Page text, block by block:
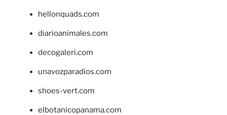
hellonquads.com
diarioanimales.com
decogaleri.com
unavozparadios.com
shoes-vert.com
elbotanicopanama.com